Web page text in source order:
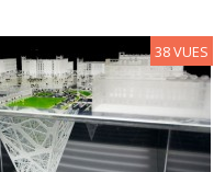
38 VUES